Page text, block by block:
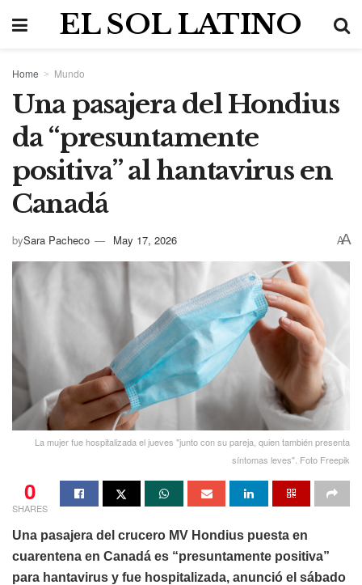
EL SOL LATINO
Home Mundo
Una pasajera del Hondius
da “presuntamente
positiva” al hantavirus en
Canadá
bySara Pacheco May 17, 2026 AA
La mujer fue hospitalizada el jueves "junto con su pareja, quien también presenta
síntomas leves". Foto Freepik
0
SHARES
Una pasajera del crucero MV Hondius puesta en
cuarentena en Canadá es “presuntamente positiva”
para hantavirus y fue hospitalizada, anunció el sábado